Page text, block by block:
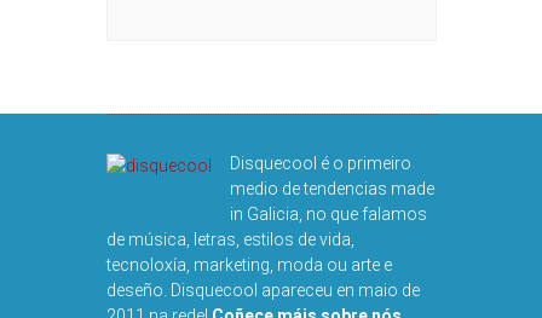
Disquecool é o primeiro
medio de tendencias made
in Galicia, no que falamos
de música, letras, estilos de vida,
tecnoloxía, marketing, moda ou arte e
deseño. Disquecool apareceu en maio de